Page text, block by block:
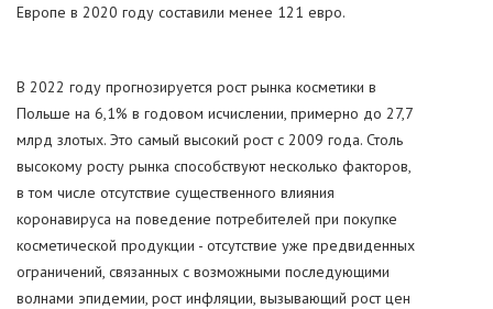
Европе в 2020 году составили менее 121 евро.
В 2022 году прогнозируется рост рынка косметики в
Польше на 6,1% в годовом исчислении, примерно до 27,7
млрд злотых. Это самый высокий рост с 2009 года. Столь
высокому росту рынка способствуют несколько факторов,
в том числе отсутствие существенного влияния
коронавируса на поведение потребителей при покупке
косметической продукции - отсутствие уже предвиденных
ограничений, связанных с возможными последующими
волнами эпидемии, рост инфляции, вызывающий рост цен